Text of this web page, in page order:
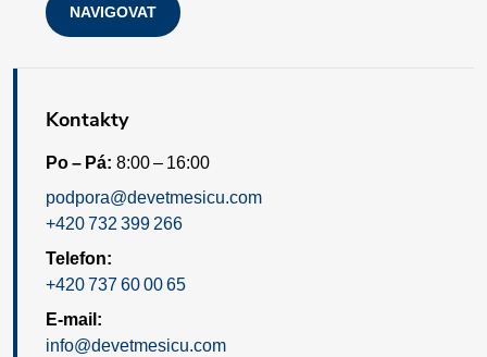
NAVIGOVAT
Kontakty
Po – Pá: 8:00 – 16:00
podpora@devetmesicu.com
+420 732 399 266
Telefon:
+420 737 60 00 65
E-mail:
info@devetmesicu.com